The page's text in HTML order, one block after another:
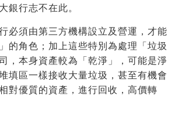
銀行志不在此。
必須由第三方機構設立及營運，才能
的角色；加上這些特別為處理「垃圾
，本身資產較為「乾淨」，可能是淨
填區一樣接收大量垃圾，甚至有機會
對優質的資產，進行回收，高價轉